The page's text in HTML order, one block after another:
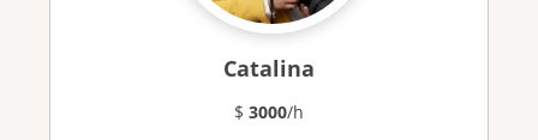
Catalina
$ 3000/h